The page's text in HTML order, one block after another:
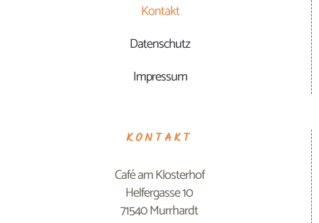
Kontakt
Datenschutz
Impressum
KONTAKT
Café am Klosterhof
Helfergasse 10
71540 Murrhardt